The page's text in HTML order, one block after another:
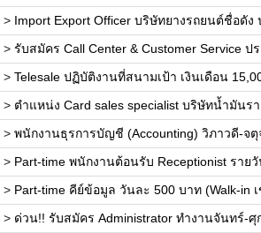
> Import Export Officer บริษัทยางรถยนต์ชื่อดั
> รับสมัคร Call Center & Customer Service
> Telesale ปฏิบัติงานที่สนามเป้า เงินเดือน
> ตำแหน่ง Card sales specialist บริษัทน้ำมันร
> พนักงานธุรการบัญชี (Accounting) วิภาวดี-จตุ
> Part-time พนักงานต้อนรับ Receptionist ราย
> Part-time คีย์ข้อมูล วันละ 500 บาท (Walk-in
> ด่วน!! รับสมัคร Administrator ทำงานจันทร์-ศุ